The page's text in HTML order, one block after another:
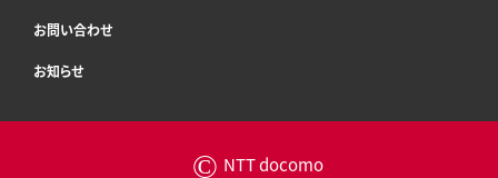
お問い合わせ
お知らせ
© NTT docomo